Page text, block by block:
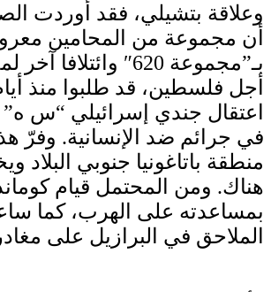
وعلاقة بتشيلي، فقد أوردت
أن مجموعة من المحامين
بـ”مجموعة 620″
أجل فلسطين، قد طلبوا منذ
اعتقال جندي إسرائيلي “س ه”
في جرائم ضد الإنسانية. وفرّ
منطقة باتاغونيا جنوبي البلاد
هناك. ومن المحتمل قيام
بمساعدته على الهرب، كما
الملاحق في البرازيل على